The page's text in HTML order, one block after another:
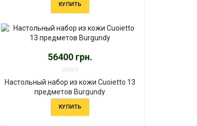
КУПИТЬ
56400 грн.
Настольный набор из кожи Cuoietto 13
предметов Burgundy
КУПИТЬ